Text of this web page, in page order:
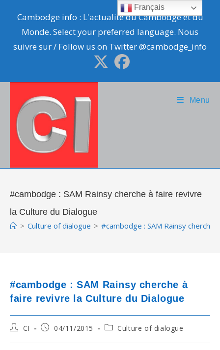
content
Cambodge info : L'actualité du Cambodge et du
Monde. Select your preferred language. Nous
suivre sur / Follow us on Twitter @cambodge_info
Menu
#cambodge : SAM Rainsy cherche à faire revivre
la Culture du Dialogue
> Culture of dialogue > #cambodge : SAM Rainsy
#cambodge : SAM Rainsy cherche à
faire revivre la Culture du Dialogue
PostCI
Post04/11/2015
PostCulture of dialogue
Français